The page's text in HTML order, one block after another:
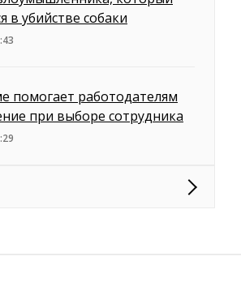
в убийстве собаки
помогает работодателям
при выборе сотрудника